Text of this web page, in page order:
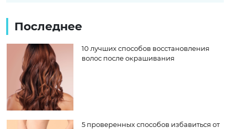
Последнее
10 лучших способов восстановления
волос после окрашивания
5 проверенных способов избавиться от